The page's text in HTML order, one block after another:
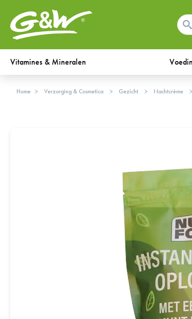
Vitamines & Mineralen
Home Verzorging & Cosmetica Gezicht Nachtcrème